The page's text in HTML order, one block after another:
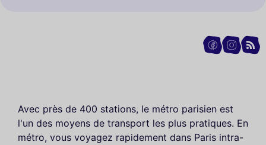
Avec près de 400 stations, le métro parisien est
l'un des moyens de transport les plus pratiques. En
métro, vous voyagez rapidement dans Paris intra-